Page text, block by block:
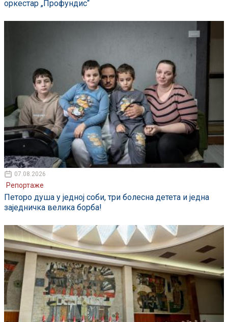
оркестар „Профундис“
07.08.2026
Репортаже
Петоро душа у једној соби, три болесна детета и једна
заједничка велика борба!